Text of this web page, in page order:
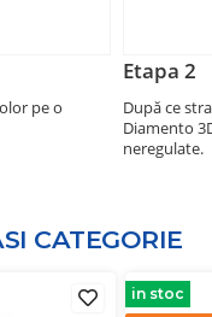
pe o
Etapa 2
După ce
Diamento
neregulate.
CATEGORIE
in stoc